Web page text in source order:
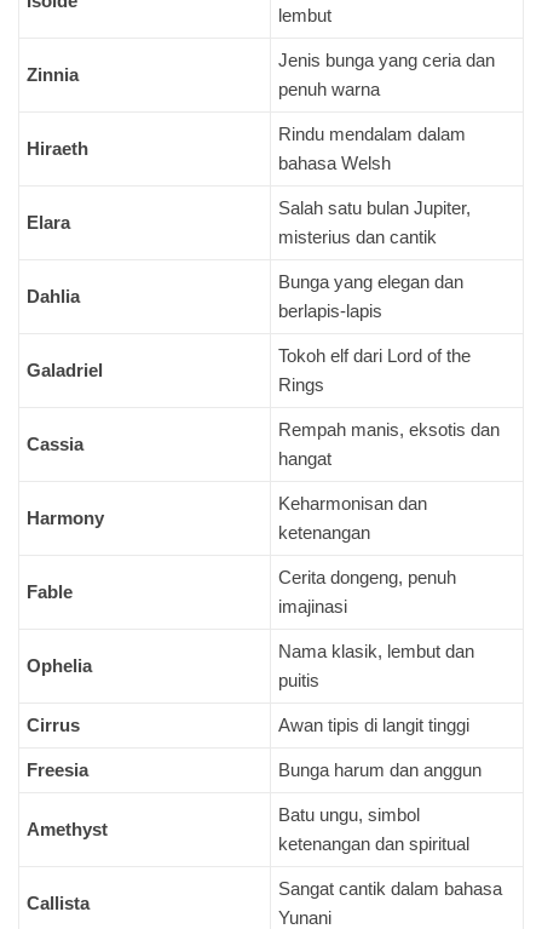
lembut
Zinnia
Jenis bunga yang ceria dan
penuh warna
Hiraeth
Rindu mendalam dalam
bahasa Welsh
Elara
Salah satu bulan Jupiter,
misterius dan cantik
Dahlia
Bunga yang elegan dan
berlapis-lapis
Galadriel
Tokoh elf dari Lord of the
Rings
Cassia
Rempah manis, eksotis dan
hangat
Harmony
Keharmonisan dan
ketenangan
Fable
Cerita dongeng, penuh
imajinasi
Ophelia
Nama klasik, lembut dan
puitis
Cirrus Awan tipis di langit tinggi
Freesia Bunga harum dan anggun
Amethyst
Batu ungu, simbol
ketenangan dan spiritual
Callista
Sangat cantik dalam bahasa
Yunani